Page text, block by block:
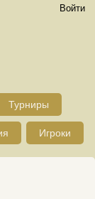
Войти
Турниры
Игроки